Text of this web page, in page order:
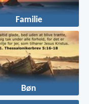
Familie
Bøn